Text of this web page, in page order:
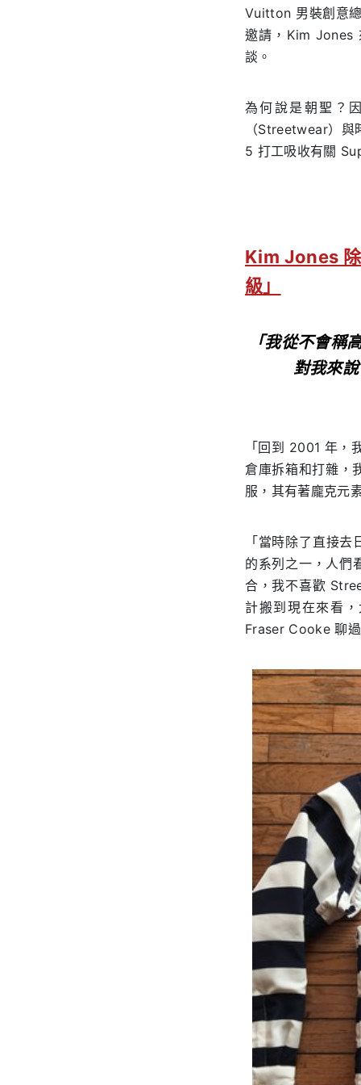
Vuitton 男裝創意
邀請，Kim Jones
談。
為何說是朝聖？
（Streetwear）
5 打工吸收有關
Kim Jones
級」
「我從不會
對我來
「回到 2001 年
倉庫拆箱和打雜，
服，其有著龐克元
「當時除了直接
的系列之一，人們
合，我不喜歡
計搬到現在來看
Fraser Cooke 聊